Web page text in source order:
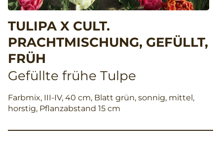
TULIPA X CULT.
PRACHTMISCHUNG, GEFÜLLT,
FRÜH
Gefüllte frühe Tulpe
Farbmix, III-IV, 40 cm, Blatt grün, sonnig, mittel,
horstig, Pflanzabstand 15 cm